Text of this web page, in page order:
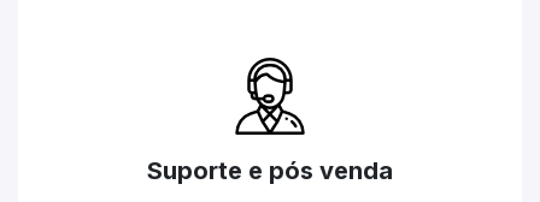
Suporte e pós venda